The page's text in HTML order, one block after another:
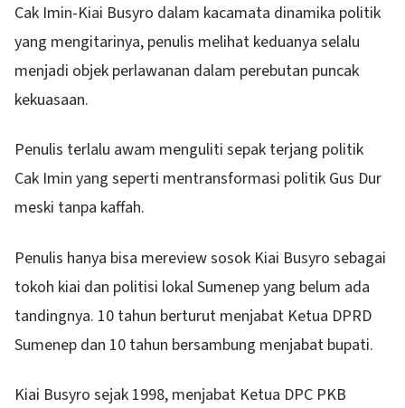
Cak Imin-Kiai Busyro dalam kacamata dinamika politik
yang mengitarinya, penulis melihat keduanya selalu
menjadi objek perlawanan dalam perebutan puncak
kekuasaan.
Penulis terlalu awam menguliti sepak terjang politik
Cak Imin yang seperti mentransformasi politik Gus Dur
meski tanpa kaffah.
Penulis hanya bisa mereview sosok Kiai Busyro sebagai
tokoh kiai dan politisi lokal Sumenep yang belum ada
tandingnya. 10 tahun berturut menjabat Ketua DPRD
Sumenep dan 10 tahun bersambung menjabat bupati.
Kiai Busyro sejak 1998, menjabat Ketua DPC PKB